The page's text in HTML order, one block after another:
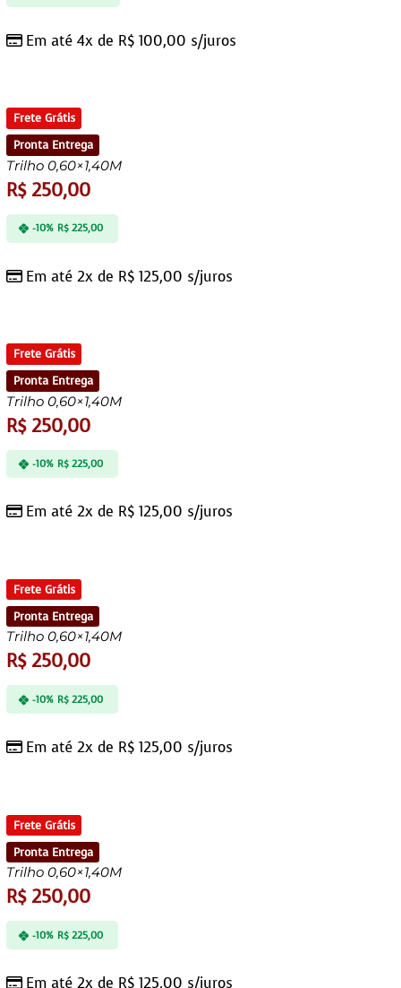
Em até 4x de R$ 100,00 s/juros
Frete Grátis
Pronta Entrega
Trilho 0,60×1,40M
R$250,00
Em até 2x de R$ 125,00 s/juros
-10% R$225,00
Frete Grátis
Pronta Entrega
Trilho 0,60×1,40M
R$250,00
Em até 2x de R$ 125,00 s/juros
-10% R$225,00
Frete Grátis
Pronta Entrega
Trilho 0,60×1,40M
R$250,00
Em até 2x de R$ 125,00 s/juros
-10% R$225,00
Frete Grátis
Pronta Entrega
Trilho 0,60×1,40M
R$250,00
Em até 2x de R$ 125,00 s/juros
-10% R$225,00